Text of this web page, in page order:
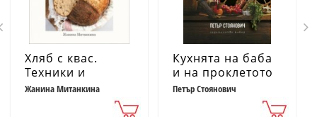
Хляб с квас.
Техники и
рецепти
Жанина Митанкина
Кухнята на баба
и на проклетото
й внуче
Петър Стоянович